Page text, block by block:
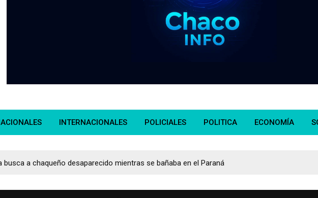
INTERNACIONALES POLICIALES POLITICA ECONOMÍA
busca a chaqueño desaparecido mientras se bañaba en el Paraná